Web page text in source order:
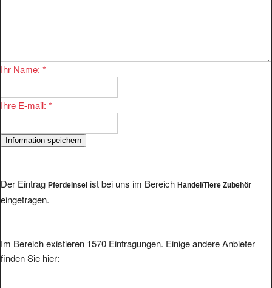
Ihr Name: *
Ihre E-mail: *
Der Eintrag Pferdeinsel ist bei uns im Bereich Handel/Tiere Zubehör
eingetragen.
Im Bereich existieren 1570 Eintragungen. Einige andere Anbieter
finden Sie hier: